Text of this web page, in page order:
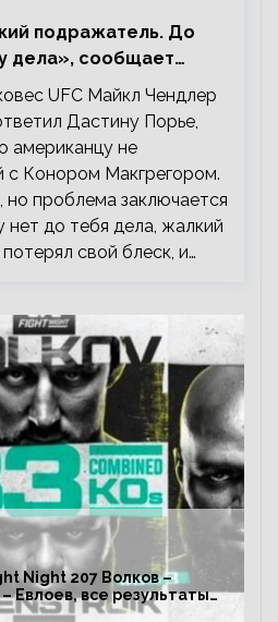
подражатель. До
дела», сообщает
о словах Порье
UFC Майкл Чендлер
Дастину Порье,
американцу не
с Конором Макгрегором.
но проблема заключается
нет до тебя дела, жалкий
свой блеск, и…
Night 207 Волков –
Евлоев, все результаты